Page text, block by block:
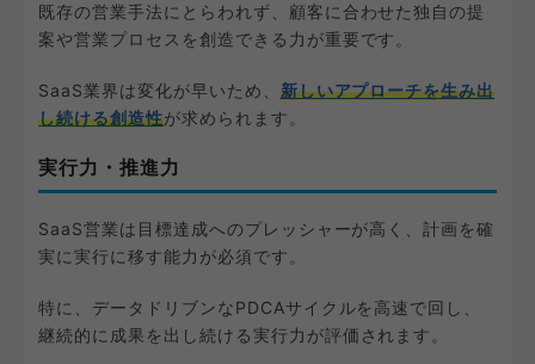
既存の営業手法にとらわれず、顧客に合わせた独自の提
案や営業プロセスを創造できる力が重要です。
SaaS業界は変化が早いため、 新しいアプローチを生み出
し続ける創造性が求められます。
実行力・推進力
SaaS営業は目標達成へのプレッシャーが高く、計画を確
実に実行に移す能力が必須です。
特に、データドリブンなPDCAサイクルを高速で回し、
継続的に成果を出し続ける実行力が評価されます。